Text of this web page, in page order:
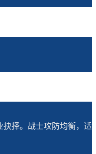
抉择。战士攻防均衡，适